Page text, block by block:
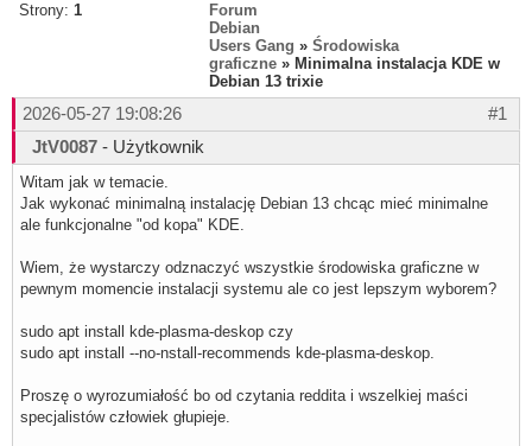
Strony: 1
Forum
Debian
Users Gang » Środowiska
graficzne » Minimalna instalacja KDE w
Debian 13 trixie
#1
2026-05-27 19:08:26
JtV0087 - Użytkownik
Witam jak w temacie.
Jak wykonać minimalną instalację Debian 13 chcąc mieć minimalne
ale funkcjonalne "od kopa" KDE.
Wiem, że wystarczy odznaczyć wszystkie środowiska graficzne w
pewnym momencie instalacji systemu ale co jest lepszym wyborem?
sudo apt install kde-plasma-deskop czy
sudo apt install --no-nstall-recommends kde-plasma-deskop.
Proszę o wyrozumiałość bo od czytania reddita i wszelkiej maści
specjalistów człowiek głupieje.